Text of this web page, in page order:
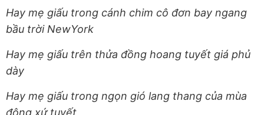
Hay mẹ giấu trong cánh chim cô đơn bay ngang
bầu trời NewYork
Hay mẹ giấu trên thửa đồng hoang tuyết giá phủ
dày
Hay mẹ giấu trong ngọn gió lang thang của mùa
đông xứ tuyết